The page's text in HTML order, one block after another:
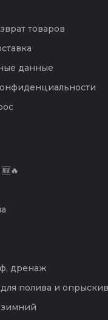
товаров
данные
дренаж
полива и